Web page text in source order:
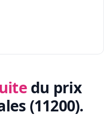
du prix
(11200).